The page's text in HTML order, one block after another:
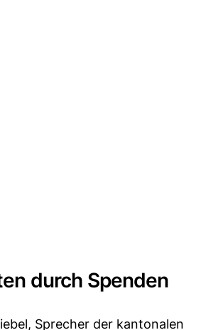
durch Spenden
Sprecher der kantonalen